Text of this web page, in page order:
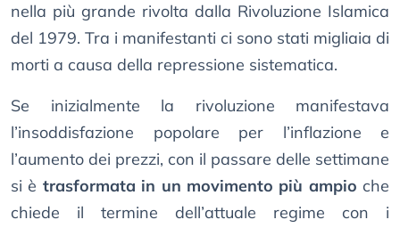
nella più grande rivolta dalla Rivoluzione Islamica
del 1979. Tra i manifestanti ci sono stati migliaia di
morti a causa della repressione sistematica.
Se inizialmente la rivoluzione manifestava
l’insoddisfazione popolare per l’inflazione e
l’aumento dei prezzi, con il passare delle settimane
si è trasformata in un movimento più ampio che
chiede il termine dell’attuale regime con i